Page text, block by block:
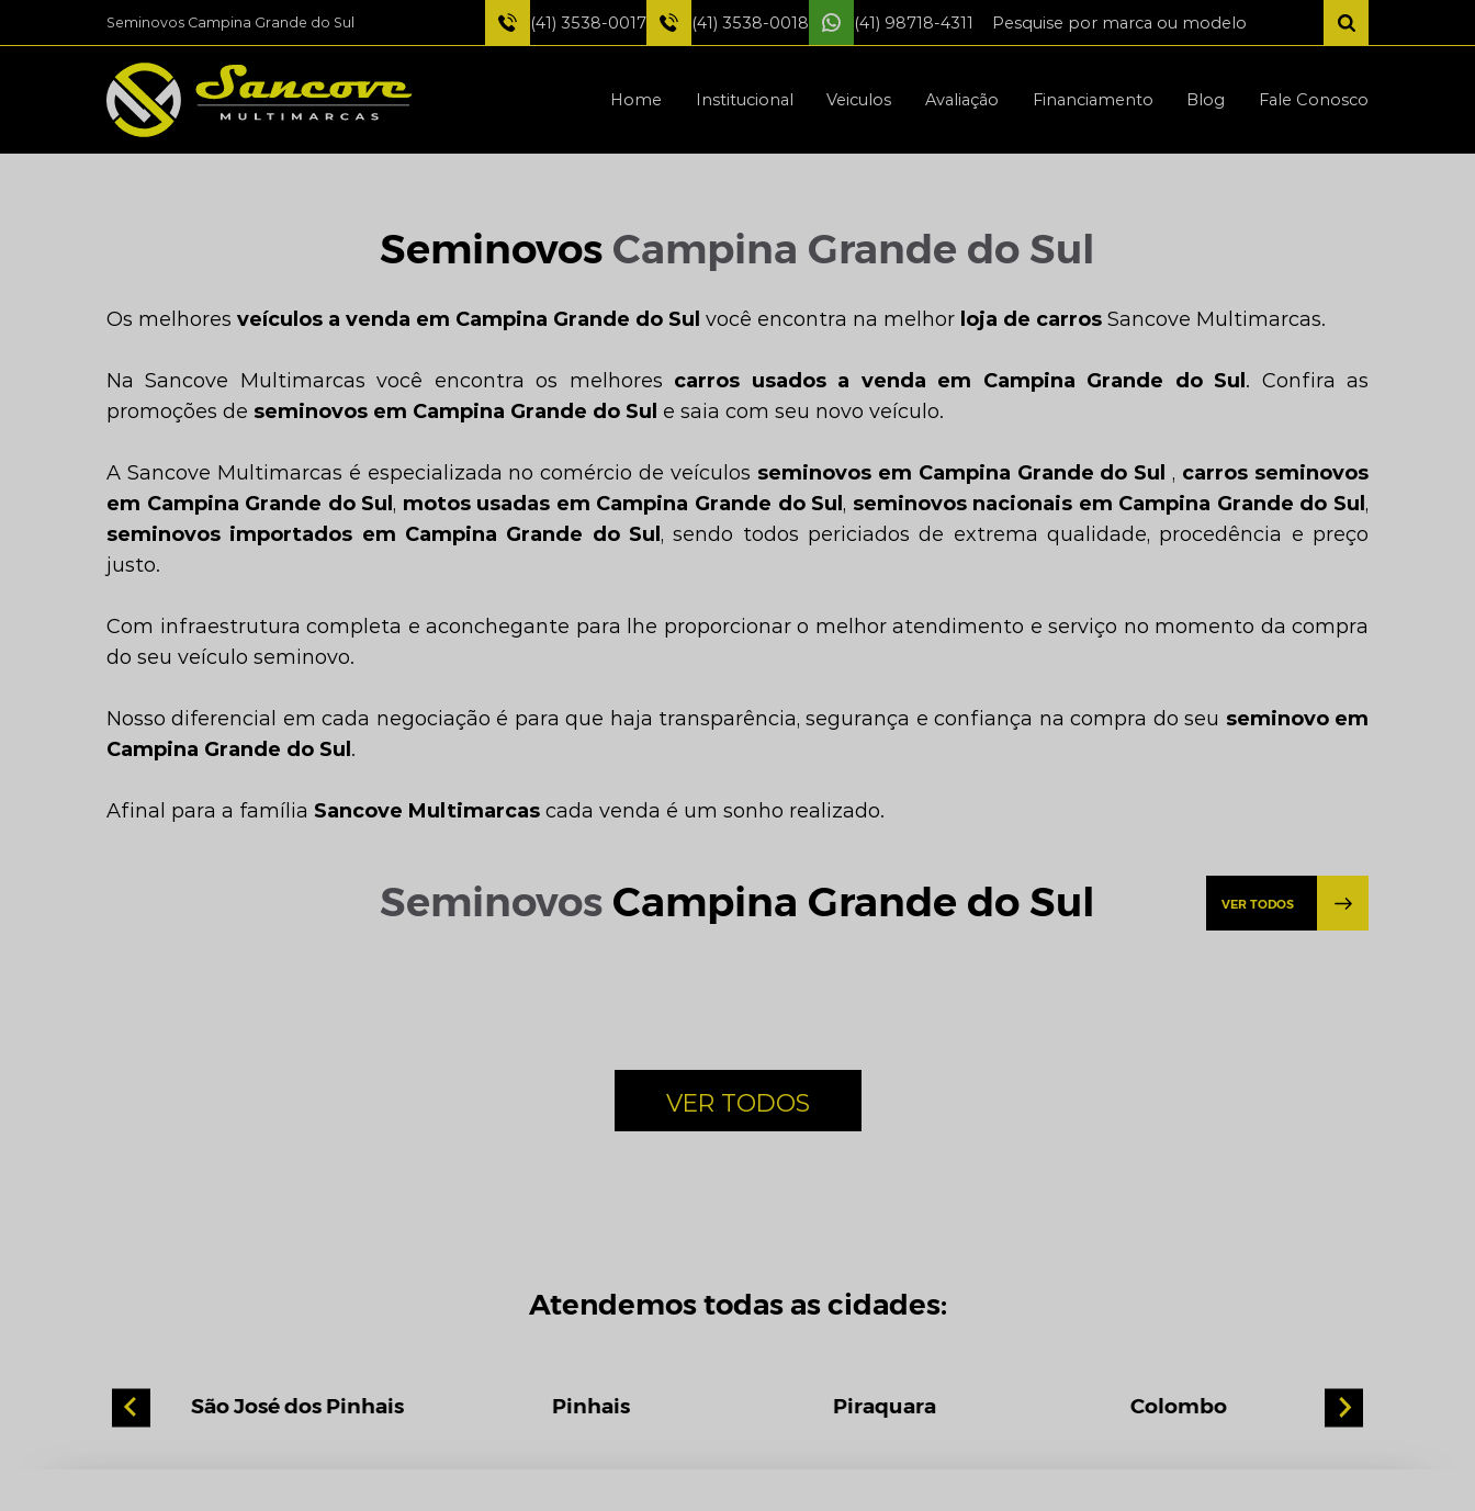
Seminovos Campina Grande do Sul (41) 3538-0017 (41) 3538-0018 (41) 98718-4311
Home Institucional Veiculos Avaliação Financiamento Blog Fale Conosco
Seminovos Campina Grande do Sul
Os melhores veículos a venda em Campina Grande do Sul você encontra na melhor loja de carros Sancove Multimarcas.
Na Sancove Multimarcas você encontra os melhores carros usados a venda em Campina Grande do Sul . Confira as
promoções de seminovos em Campina Grande do Sul e saia com seu novo veículo.
A Sancove Multimarcas é especializada no comércio de veículos seminovos em Campina Grande do Sul , carros seminovos
em Campina Grande do Sul, motos usadas em Campina Grande do Sul, seminovos nacionais em Campina Grande do Sul,
seminovos importados em Campina Grande do Sul , sendo todos periciados de extrema qualidade, procedência e preço
justo.
Com infraestrutura completa e aconchegante para lhe proporcionar o melhor atendimento e serviço no momento da compra
do seu veículo seminovo.
Nosso diferencial em cada negociação é para que haja transparência, segurança e confiança na compra do seu seminovo em
Campina Grande do Sul .
Afinal para a família Sancove Multimarcas cada venda é um sonho realizado.
Seminovos Campina Grande do Sul VER TODOS
VER TODOS
Atendemos todas as cidades:
São José dos Pinhais Pinhais Piraquara Colombo